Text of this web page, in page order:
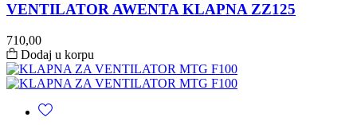
VENTILATOR AWENTA KLAPNA ZZ125
710,00
Dodaj u korpu